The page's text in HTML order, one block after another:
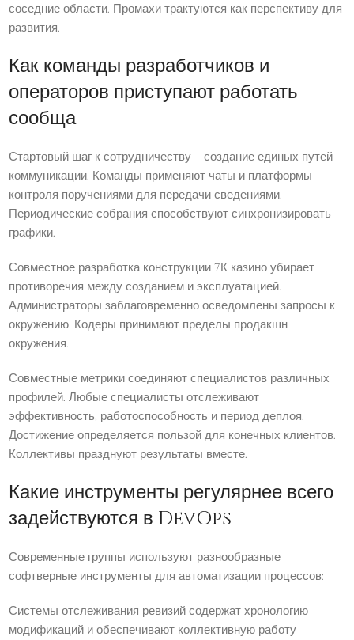
соседние области. Промахи трактуются как перспективу для
развития.
Как команды разработчиков и
операторов приступают работать
сообща
Стартовый шаг к сотрудничеству – создание единых путей
коммуникации. Команды применяют чаты и платформы
контроля поручениями для передачи сведениями.
Периодические собрания способствуют синхронизировать
графики.
Совместное разработка конструкции 7К казино убирает
противоречия между созданием и эксплуатацией.
Администраторы заблаговременно осведомлены запросы к
окружению. Кодеры принимают пределы продакшн
окружения.
Совместные метрики соединяют специалистов различных
профилей. Любые специалисты отслеживают
эффективность, работоспособность и период деплоя.
Достижение определяется пользой для конечных клиентов.
Коллективы празднуют результаты вместе.
Какие инструменты регулярнее всего
задействуются в DevOps
Современные группы используют разнообразные
софтверные инструменты для автоматизации процессов:
Системы отслеживания ревизий содержат хронологию
модификаций и обеспечивают коллективную работу